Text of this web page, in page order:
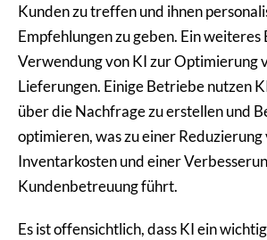
Kunden zu treffen und ihnen
Empfehlungen zu geben. Ein weiteres
Verwendung von KI zur Optimierung
Lieferungen. Einige Betriebe nutzen
über die Nachfrage zu erstellen und
optimieren, was zu einer Reduzierung
Inventarkosten und einer
Kundenbetreuung führt.
Es ist offensichtlich, dass KI ein